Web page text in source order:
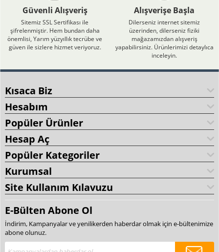
Güvenli Alışveriş
Sitemiz SSL Sertifikası ile
şifrelenmiştir. Hem bundan daha
önemlisi, Yarım yüzyıllık tecrübe ve
güven ile sizlere hizmet veriyoruz.
Alışverişe Başla
Dilerseniz internet sitemiz
üzerinden, dilerseniz fiziki
mağazamızdan alışveriş
yapabilirsiniz. Ürünlerimizi detaylıca
inceleyin.
Kısaca Biz
Hesabım
Popüler Ürünler
Hesap Aç
Popüler Kategoriler
Kurumsal
Site Kullanım Kılavuzu
E-Bülten Abone Ol
İndirim, Kampanyalar ve yenilikerden haberdar olmak için e-bültenimize
abone olunuz.